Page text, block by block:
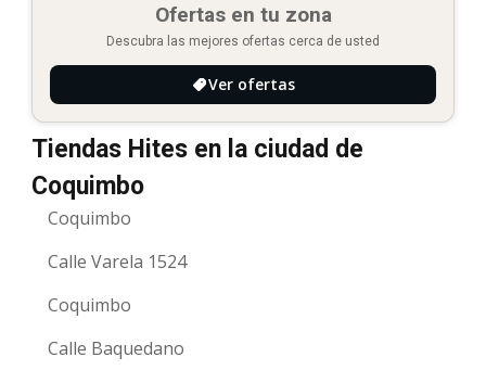
Ofertas en tu zona
Descubra las mejores ofertas cerca de usted
Ver ofertas
Tiendas Hites en la ciudad de
Coquimbo
Coquimbo
Calle Varela 1524
Coquimbo
Calle Baquedano